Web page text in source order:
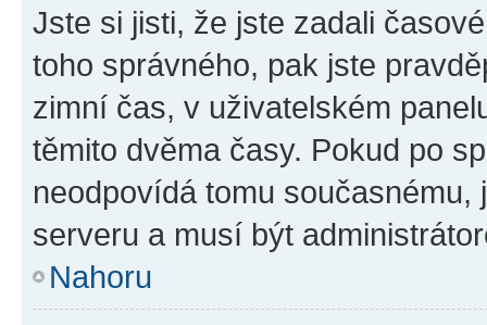
Jste si jisti, že jste zadali
toho správného, pak jste
zimní čas, v uživatelském
těmito dvěma časy. Pokud po
neodpovídá tomu
serveru a musí být
Nahoru